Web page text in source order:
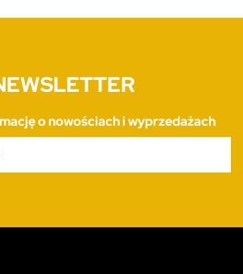
o nowościach i wyprzedażach